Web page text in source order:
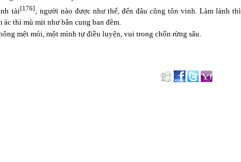
tài[176]; người nào được như thế, đến đâu cũng tôn vinh. Làm lành thì
ác thì mù mịt như bắn cung ban đêm.
mệt mỏi, một mình tự điều luyện, vui trong chốn rừng sâu.